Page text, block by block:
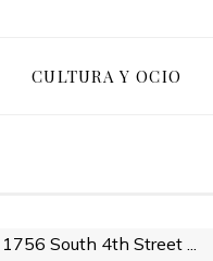
CULTURA Y OCIO